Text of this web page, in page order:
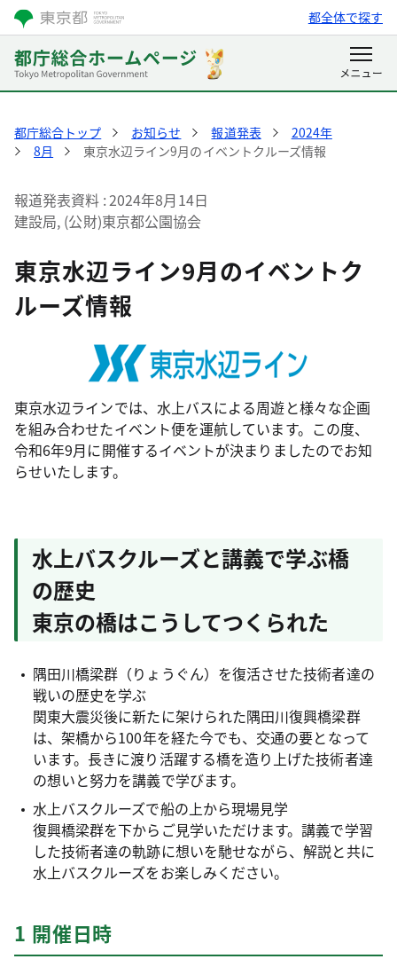
都全体で探す
都庁総合トップ お知らせ 報道発表
2024年
8月
東京水辺ライン9月のイベントクルーズ情報
報道発表資料 2024年8月14日
建設局, (公財)東京都公園協会
東京水辺ライン9月のイベントク
ルーズ情報
東京水辺ラインでは、水上バスによる周遊と様々な企画
を組み合わせたイベント便を運航しています。この度、
令和6年9月に開催するイベントが決まりましたのでお知
らせいたします。
水上バスクルーズと講義で学ぶ橋
の歴史
東京の橋はこうしてつくられた
隅田川橋梁群（りょうぐん）を復活させた技術者達の
戦いの歴史を学ぶ
関東大震災後に新たに架けられた隅田川復興橋梁群
は、架橋から100年を経た今でも、交通の要となって
います。長きに渡り活躍する橋を造り上げた技術者達
の想いと努力を講義で学びます。
水上バスクルーズで船の上から現場見学
復興橋梁群を下からご見学いただけます。講義で学習
した技術者達の軌跡に想いを馳せながら、解説と共に
水上バスクルーズをお楽しみください。
1 開催日時